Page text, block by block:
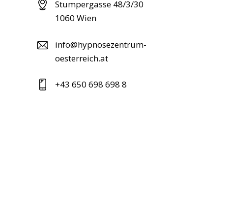
Stumpergasse 48/3/30
1060 Wien
info@hypnosezentrum-
oesterreich.at
+43 650 698 698 8